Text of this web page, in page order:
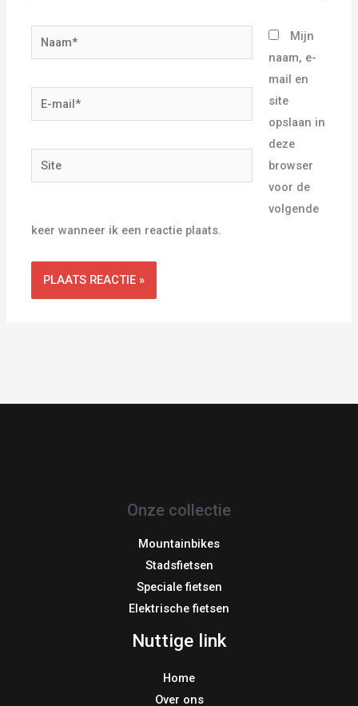
Naam*
E-
mail*
Site
Mijn
naam, e-
mail en
site
opslaan in
deze
browser
voor de
volgende
keer wanneer ik een reactie plaats.
Onze collectie
Mountainbikes
Stadsfietsen
Speciale fietsen
Elektrische fietsen
Nuttige link
Home
Over ons